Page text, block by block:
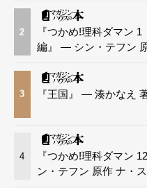
2
『つかめ!理科ダマン
編』 — シン・テフン
3 『王国』 — 湊かなえ
4
『つかめ!理科ダマン
ン・テフン 原作 ナ・